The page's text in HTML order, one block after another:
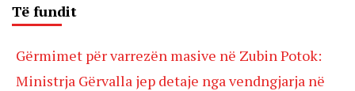
Të fundit
Gërmimet për varrezën masive në Zubin Potok:
Ministrja Gërvalla jep detaje nga vendngjarja në